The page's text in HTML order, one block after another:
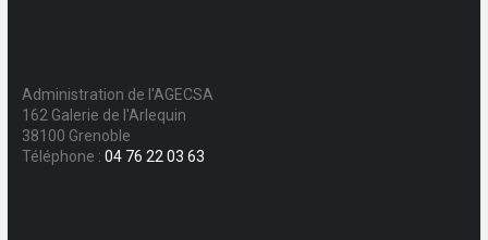
Administration de l'AGECSA
162 Galerie de l'Arlequin
38100 Grenoble
Téléphone : 04 76 22 03 63